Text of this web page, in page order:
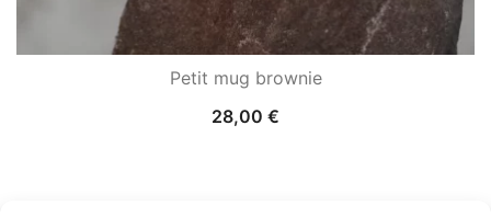
Petit mug brownie
28,00 €